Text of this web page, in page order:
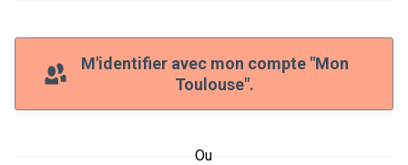
M'identifier avec mon compte "Mon
Toulouse".
Ou